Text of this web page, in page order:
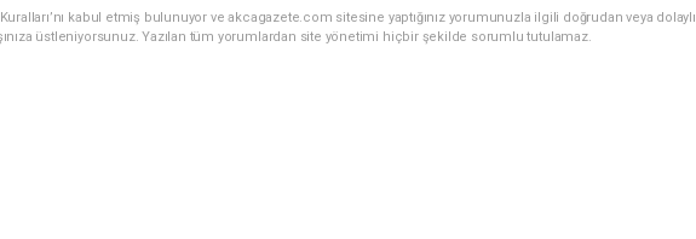
kabul etmiş bulunuyor ve akcagazete.com sitesine yaptığınız yorumunuzla ilgili doğrudan veya dolaylı
üstleniyorsunuz. Yazılan tüm yorumlardan site yönetimi hiçbir şekilde sorumlu tutulamaz.